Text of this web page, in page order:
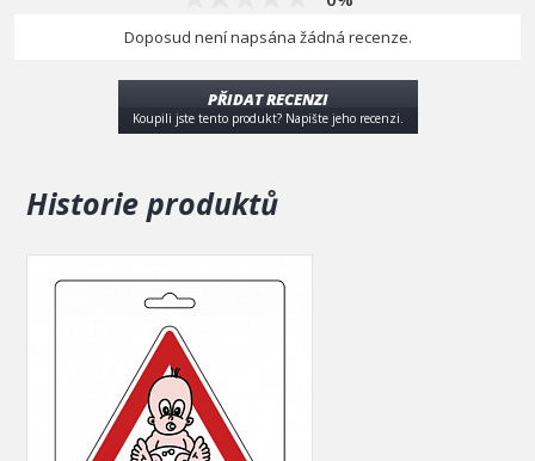
Doposud není napsána žádná recenze.
PŘIDAT RECENZI
Koupili jste tento produkt? Napište jeho recenzi.
Historie produktů